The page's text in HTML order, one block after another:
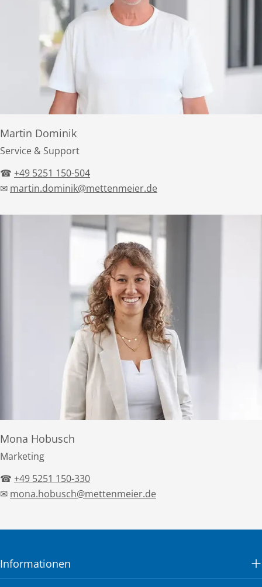
Martin Dominik
Service & Support
☎ +49 5251 150-504
✉ martin.dominik@mettenmeier.de
Mona Hobusch
Marketing
☎ +49 5251 150-330
✉ mona.hobusch@mettenmeier.de
Informationen